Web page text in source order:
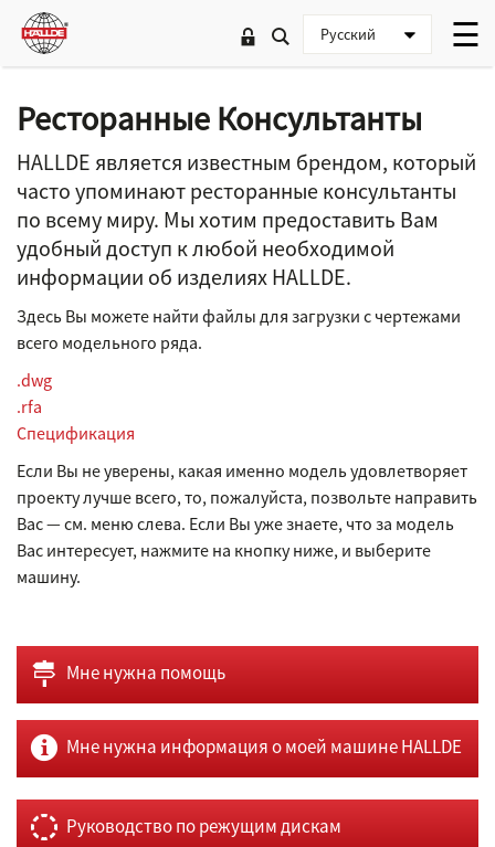
Ресторанные Консультанты
HALLDE является известным брендом, который
часто упоминают ресторанные консультанты
по всему миру. Мы хотим предоставить Вам
удобный доступ к любой необходимой
информации об изделиях HALLDE.
Здесь Вы можете найти файлы для загрузки с чертежами
всего модельного ряда.
.dwg
.rfa
Спецификация
Если Вы не уверены, какая именно модель удовлетворяет
проекту лучше всего, то, пожалуйста, позвольте направить
Вас — см. меню слева. Если Вы уже знаете, что за модель
Вас интересует, нажмите на кнопку ниже, и выберите
машину.
Мне нужна помощь
Мне нужна информация о моей машине HALLDE
Руководство по режущим дискам